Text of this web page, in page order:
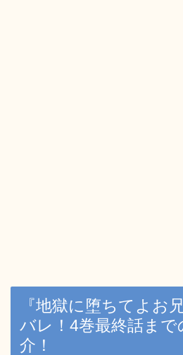
『地獄に堕ちてよお
バレ！4巻最終話まで
介！